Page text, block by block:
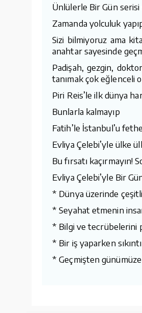
Ünlülerle Bir Gün serisi
Zamanda yolculuk
Sizi bilmiyoruz ama
anahtar sayesinde
Padişah, gezgin,
tanımak çok eğlenceli
Piri Reis’le ilk dünya
Bunlarla kalmayıp
Fatih’le İstanbul’u
Evliya Çelebi’yle ülke
Bu fırsatı kaçırmayın!
Evliya Çelebi’yle Bir
* Dünya üzerinde
* Seyahat etmenin
* Bilgi ve tecrübelerini
* Bir iş yaparken
* Geçmişten